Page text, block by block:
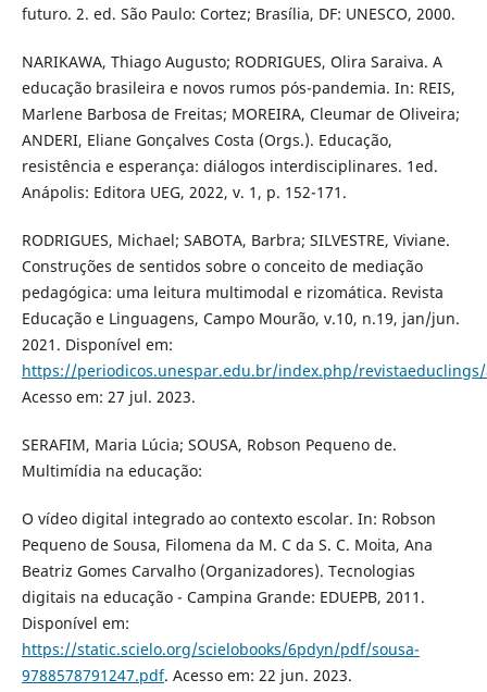
futuro. 2. ed. São Paulo: Cortez; Brasília, DF: UNESCO, 2000.
NARIKAWA, Thiago Augusto; RODRIGUES, Olira Saraiva. A
educação brasileira e novos rumos pós-pandemia. In: REIS,
Marlene Barbosa de Freitas; MOREIRA, Cleumar de Oliveira;
ANDERI, Eliane Gonçalves Costa (Orgs.). Educação,
resistência e esperança: diálogos interdisciplinares. 1ed.
Anápolis: Editora UEG, 2022, v. 1, p. 152-171.
RODRIGUES, Michael; SABOTA, Barbra; SILVESTRE, Viviane.
Construções de sentidos sobre o conceito de mediação
pedagógica: uma leitura multimodal e rizomática. Revista
Educação e Linguagens, Campo Mourão, v.10, n.19, jan/jun.
2021. Disponível em:
https://periodicos.unespar.edu.br/index.php/
Acesso em: 27 jul. 2023.
SERAFIM, Maria Lúcia; SOUSA, Robson Pequeno de.
Multimídia na educação:
O vídeo digital integrado ao contexto escolar. In: Robson
Pequeno de Sousa, Filomena da M. C da S. C. Moita, Ana
Beatriz Gomes Carvalho (Organizadores). Tecnologias
digitais na educação - Campina Grande: EDUEPB, 2011.
Disponível em:
https://static.scielo.org/scielobooks/6pdyn/pdf/sousa-
9788578791247.pdf. Acesso em: 22 jun. 2023.